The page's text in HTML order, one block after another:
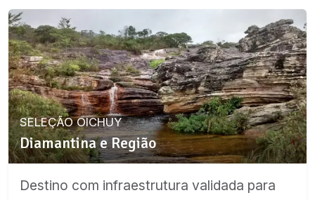
SELEÇÃO OICHUY
Diamantina e Região
Destino com infraestrutura validada para